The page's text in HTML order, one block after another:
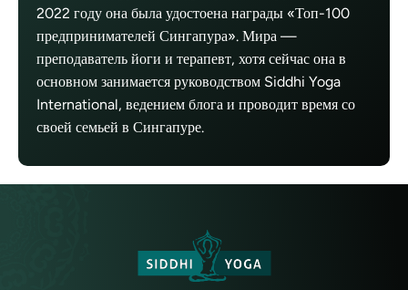
2022 году она была удостоена награды «Топ-100
предпринимателей Сингапура». Мира —
преподаватель йоги и терапевт, хотя сейчас она в
основном занимается руководством Siddhi Yoga
International, ведением блога и проводит время со
своей семьей в Сингапуре.